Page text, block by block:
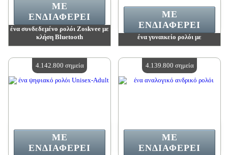
ένα συνδεδεμένο ρολόι Zoskvee με
κλήση Bluetooth
Διαθέσιμη ποσότητα:4
ΜΕ
ΕΝΔΙΑΦΈΡΕΙ
ένα γυναικείο ρολόι με
Διαθέσιμη ποσότητα:4
ΜΕ
ΕΝΔΙΑΦΈΡΕΙ
ΜΕ
ΕΝΔΙΑΦΈΡΕΙ
4.142.800 σημεία
ΜΕ
ΕΝΔΙΑΦΈΡΕΙ
4.139.800 σημεία